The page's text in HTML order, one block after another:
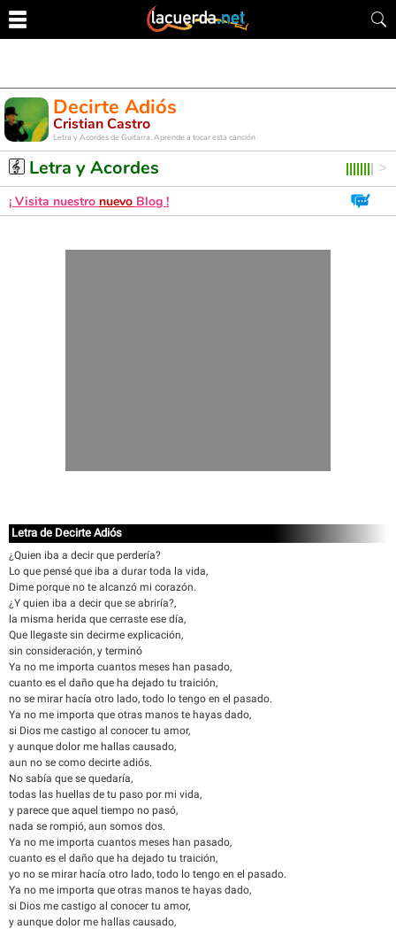
Decirte Adiós
Cristian Castro
Letra y Acordes de Guitarra. Aprende a tocar esta canción
Letra y Acordes
¡ Visita nuestro nuevo Blog !
Letra de Decirte Adiós
¿Quien iba a decir que perdería?
Lo que pensé que iba a durar toda la vida,
Dime porque no te alcanzó mi corazón.
¿Y quien iba a decir que se abriría?,
la misma herida que cerraste ese día,
Que llegaste sin decirme explicación,
sin consideración, y terminó
Ya no me importa cuantos meses han pasado,
cuanto es el daño que ha dejado tu traición,
no se mirar hacía otro lado, todo lo tengo en el pasado.
Ya no me importa que otras manos te hayas dado,
si Dios me castigo al conocer tu amor,
y aunque dolor me hallas causado,
aun no se como decirte adiós.
No sabía que se quedaría,
todas las huellas de tu paso por mi vida,
y parece que aquel tiempo no pasó,
nada se rompió, aun somos dos.
Ya no me importa cuantos meses han pasado,
cuanto es el daño que ha dejado tu traición,
yo no se mirar hacía otro lado, todo lo tengo en el pasado.
Ya no me importa que otras manos te hayas dado,
si Dios me castigo al conocer tu amor,
y aunque dolor me hallas causado,